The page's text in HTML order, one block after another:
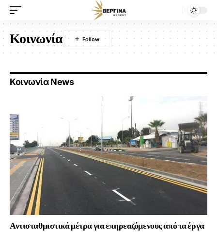
Κοινωνία
Κοινωνία News
Αντισταθμιστικά μέτρα για επηρεαζόμενους από τα έργα